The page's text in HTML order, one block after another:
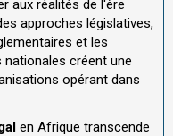
aux réalités de l'ère
approches législatives,
et les
créent une
opérant dans
en Afrique transcende